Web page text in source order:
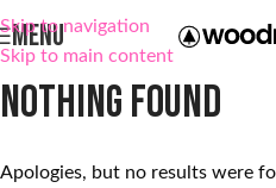
Skip to navigation
Skip to main content
MENU
Nothing Found
Apologies, but no results were